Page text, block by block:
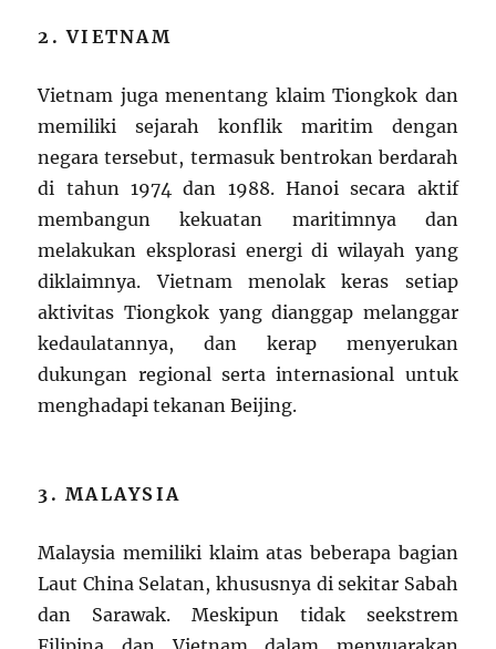
2. VIETNAM
Vietnam juga menentang klaim Tiongkok dan
memiliki sejarah konflik maritim dengan
negara tersebut, termasuk bentrokan berdarah
di tahun 1974 dan 1988. Hanoi secara aktif
membangun kekuatan maritimnya dan
melakukan eksplorasi energi di wilayah yang
diklaimnya. Vietnam menolak keras setiap
aktivitas Tiongkok yang dianggap melanggar
kedaulatannya, dan kerap menyerukan
dukungan regional serta internasional untuk
menghadapi tekanan Beijing.
3. MALAYSIA
Malaysia memiliki klaim atas beberapa bagian
Laut China Selatan, khususnya di sekitar Sabah
dan Sarawak. Meskipun tidak seekstrem